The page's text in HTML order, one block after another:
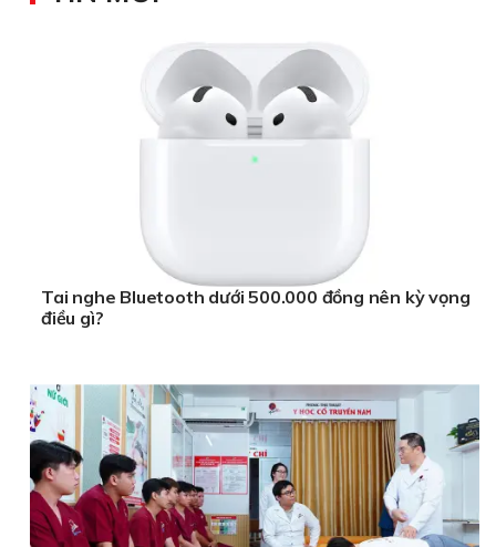
Tai nghe Bluetooth dưới 500.000 đồng nên kỳ vọng
điều gì?